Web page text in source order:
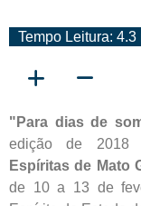
Tempo Leitura: 4.3
"Para dias de
edição de
Espíritas de Mato
de 10 a 13 de